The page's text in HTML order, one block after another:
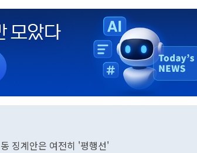
징계안은 여전히 '평행선'